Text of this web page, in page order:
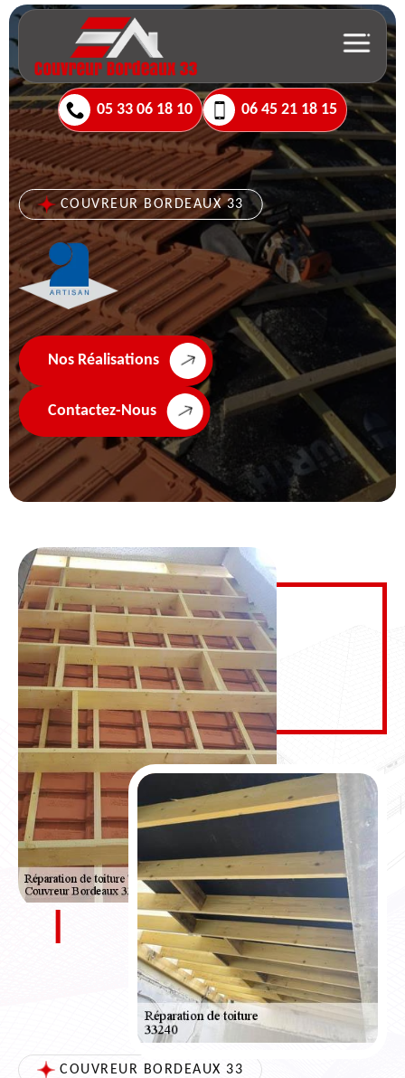
05 33 06 18 10 06 45 21 18 15
COUVREUR BORDEAUX 33
Nos Réalisations
Contactez-Nous
COUVREUR BORDEAUX 33